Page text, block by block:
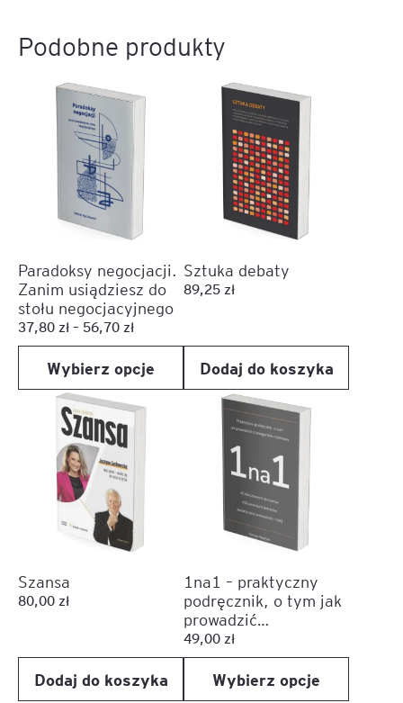
Podobne produkty
Paradoksy negocjacji.
Zanim usiądziesz do
stołu negocjacyjnego
37,80 zł – 56,70 złZakres
cen:
od
37,80 zł
do
Wybierz opcje
produkt
wariantów.
można
na
stronie
produktu
Sztuka debaty
89,25 zł
Dodaj do koszyka
Szansa
80,00 zł
Dodaj do koszyka
1na1 – praktyczny
podręcznik, o tym jak
prowadzić
managerskie rozmowy
49,00 zł
Wybierz opcje
produkt
wariantów.
można
na
stronie
produktu